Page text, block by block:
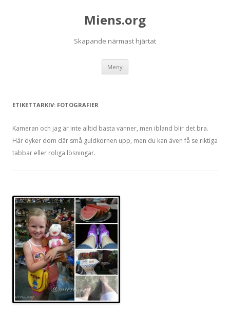
Miens.org
Skapande närmast hjärtat
Meny
ETIKETTARKIV: FOTOGRAFIER
Kameran och jag är inte alltid bästa vänner, men ibland blir det bra.
Här dyker dom där små guldkornen upp, men du kan även få se riktiga
tabbar eller roliga lösningar.